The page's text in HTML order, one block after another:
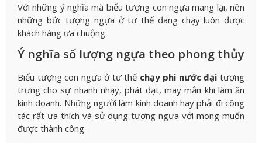
Với những ý nghĩa mà biểu tượng con ngựa mang lại, nên
những bức tượng ngựa ở tư thế đang chạy luôn được
khách hàng ưa chuộng.
Ý nghĩa số lượng ngựa theo phong thủy
Biểu tượng con ngựa ở tư thế chạy phi nước đại tượng
trưng cho sự nhanh nhạy, phát đạt, may mắn khi làm ăn
kinh doanh. Những người làm kinh doanh hay phải đi công
tác rất ưa thích và sử dụng tượng ngựa với mong muốn
được thành công.